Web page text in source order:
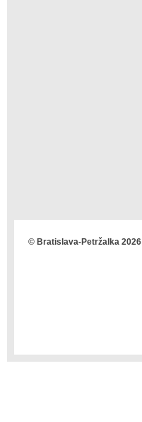
© Bratislava-Petržalka 2026